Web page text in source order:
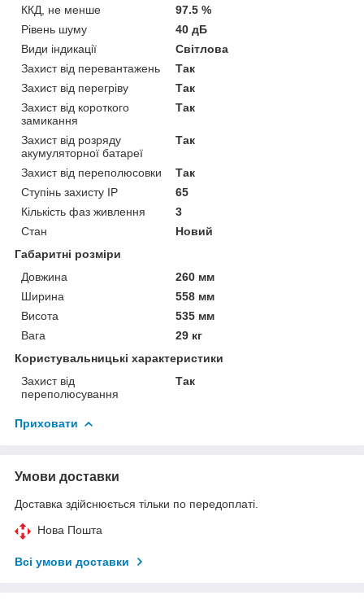
ККД, не менше
97.5 %
Рівень шуму
40 дБ
Види індикації
Світлова
Захист від перевантажень
Так
Захист від перегріву
Так
Захист від короткого
замикання
Так
Захист від розряду
акумуляторної батареї
Так
Захист від переполюсовки
Так
Ступінь захисту IP
65
Кількість фаз живлення
3
Стан
Новий
Габаритні розміри
Довжина
260 мм
Ширина
558 мм
Висота
535 мм
Вага
29 кг
Користувальницькі характеристики
Захист від
переполюсування
Так
Приховати
Умови доставки
Доставка здійснюється тільки по передоплаті.
Нова Пошта
Всі умови доставки